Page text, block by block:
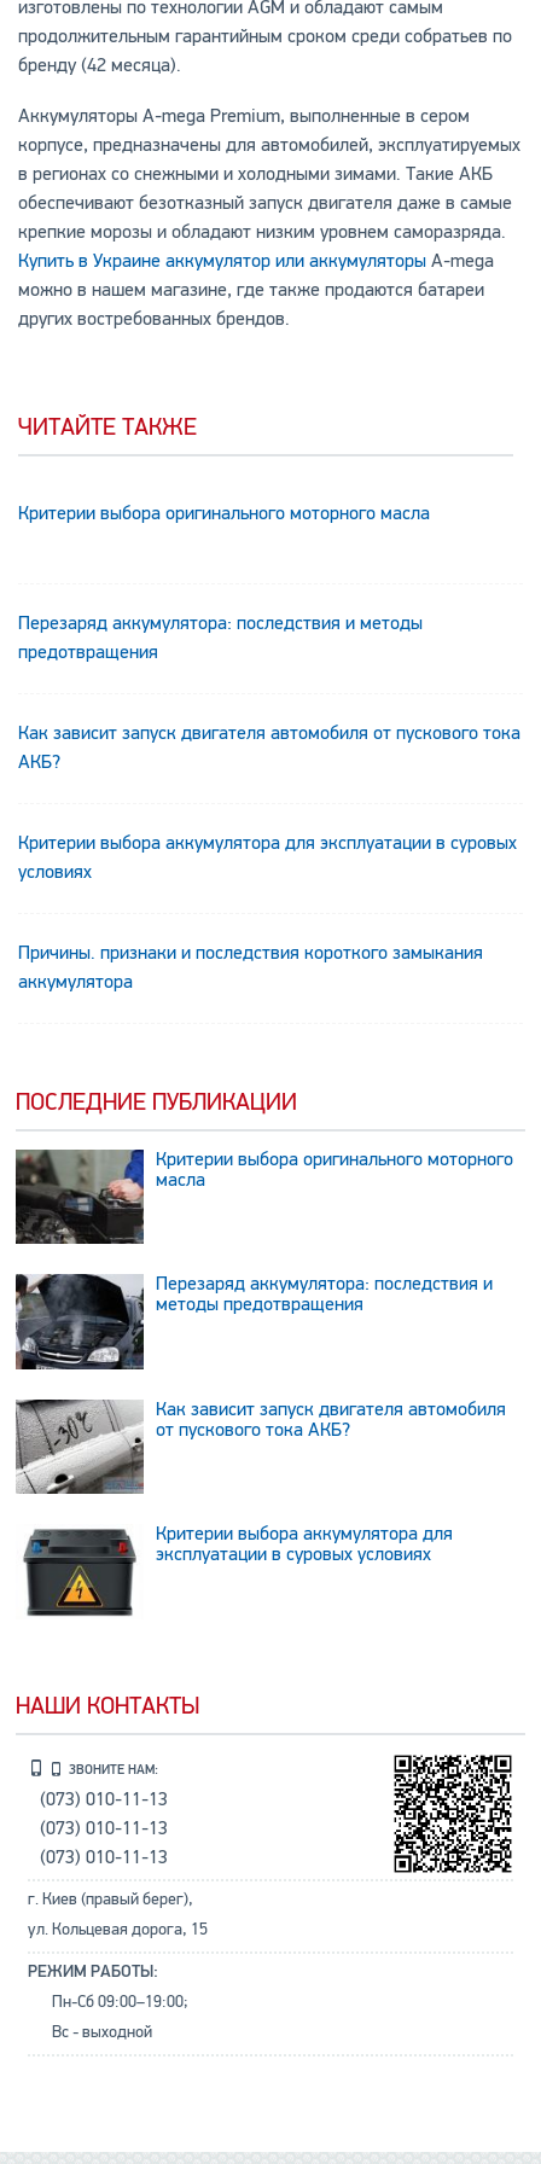
изготовлены по технологии AGM и обладают самым
продолжительным гарантийным сроком среди собратьев по
бренду (42 месяца).
Аккумуляторы A-mega Premium, выполненные в сером
корпусе, предназначены для автомобилей, эксплуатируемых
в регионах со снежными и холодными зимами. Такие АКБ
обеспечивают безотказный запуск двигателя даже в самые
крепкие морозы и обладают низким уровнем саморазряда.
Купить в Украине аккумулятор или аккумуляторыA-mega
можно в нашем магазине, где также продаются батареи
других востребованных брендов.
ЧИТАЙТЕ ТАКЖЕ
Критерии выбора оригинального моторного масла
Перезаряд аккумулятора: последствия и методы
предотвращения
Как зависит запуск двигателя автомобиля от пускового тока
АКБ?
Критерии выбора аккумулятора для эксплуатации в суровых
условиях
Причины. признаки и последствия короткого замыкания
аккумулятора
ПОСЛЕДНИЕ ПУБЛИКАЦИИ
Критерии выбора оригинального моторного
масла
Перезаряд аккумулятора: последствия и
методы предотвращения
Как зависит запуск двигателя автомобиля
от пускового тока АКБ?
Критерии выбора аккумулятора для
эксплуатации в суровых условиях
НАШИ КОНТАКТЫ
ЗВОНИТЕ НАМ:
(073) 010-11-13
(073) 010-11-13
(073) 010-11-13
г. Киев (правый берег),
ул. Кольцевая дорога, 15
РЕЖИМ РАБОТЫ:
Пн-Сб 09:00–19:00;
Вс - выходной